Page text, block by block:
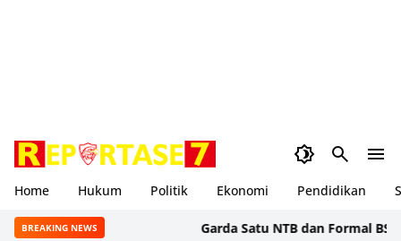
Home Hukum Politik Ekonomi Pendidikan
BREAKING NEWS Garda Satu NTB dan Formal BSS